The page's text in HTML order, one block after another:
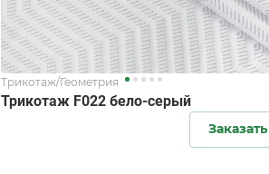
Трикотаж/Геометрия
Трикотаж F022 бело-серый
Заказать